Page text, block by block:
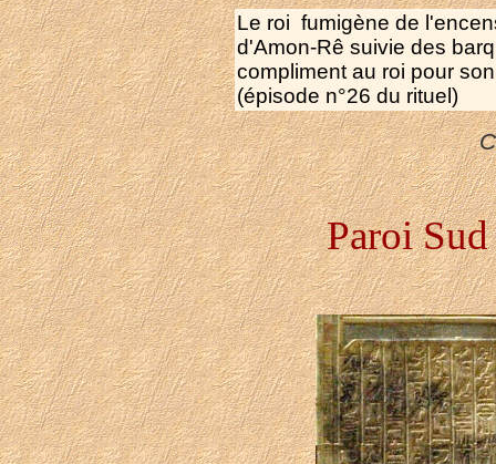
Le roi fumigène de
d'Amon-Rê suivie des
compliment au roi pour
(épisode n°26 du rituel)
Paroi